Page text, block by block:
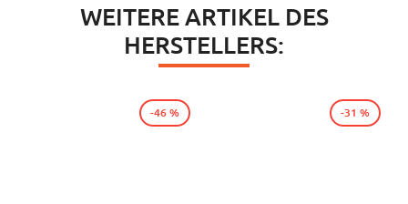
WEITERE ARTIKEL DES
HERSTELLERS:
-46 % -31 %